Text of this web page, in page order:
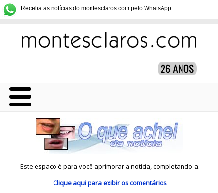
Receba as notícias do montesclaros.com pelo WhatsApp
Este espaço é para você aprimorar a notícia, completando-a.
Clique aquipara exibir os comentários